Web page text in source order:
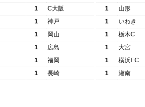
1
C大阪
1
神戸
1
岡山
1
広島
1
福岡
1 長崎
1
山形
1
いわき
1
栃木C
1
大宮
1
横浜FC
1
湘南